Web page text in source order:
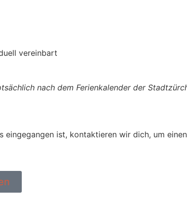
vereinbart
nach dem Ferienkalender der
eingegangen ist, kontaktieren wir dich, um